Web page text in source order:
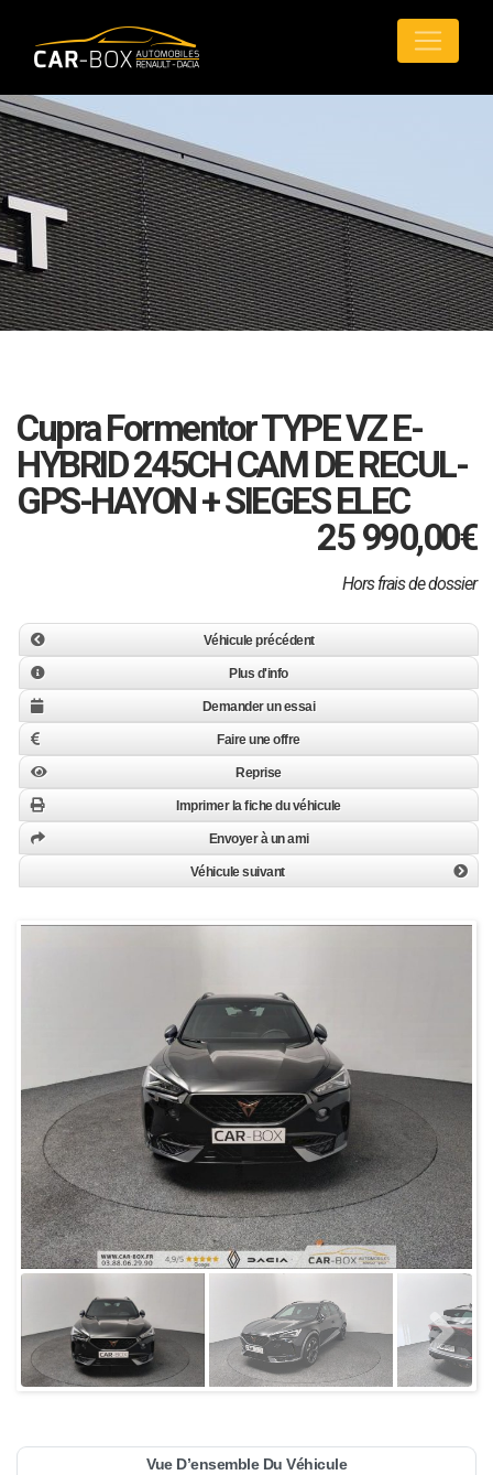
Cupra Formentor TYPE VZ E-
HYBRID 245CH CAM DE RECUL-
GPS-HAYON + SIEGES ELEC
25 990,00€
Hors frais de dossier
Véhicule précédent
Plus d'info
Demander un essai
Faire une offre
Reprise
Imprimer la fiche du véhicule
Envoyer à un ami
Véhicule suivant
Vue D’ensemble Du Véhicule